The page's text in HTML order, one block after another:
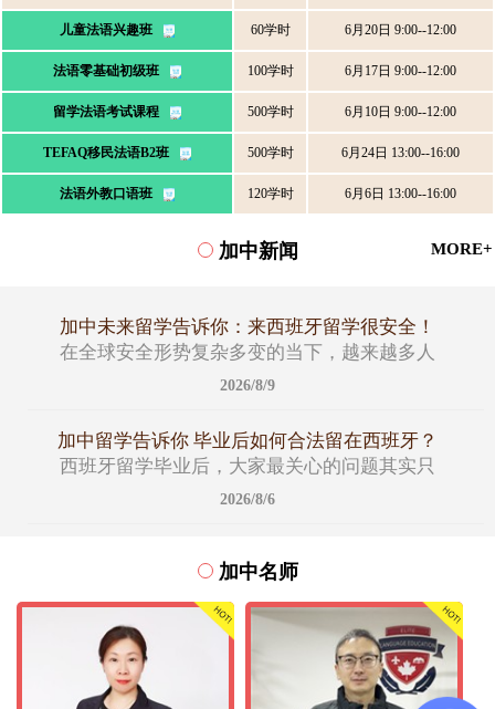
儿童法语兴趣班 60学时 6月20日 9:00--12:00
法语零基础初级班 100学时 6月17日 9:00--12:00
留学法语考试课程 500学时 6月10日 9:00--12:00
TEFAQ移民法语B2班 500学时 6月24日 13:00--16:00
法语外教口语班 120学时 6月6日 13:00--16:00
加中新闻 MORE+
加中未来留学告诉你：来西班牙留学很安全！
在全球安全形势复杂多变的当下，越来越多人
2026/8/9
加中留学告诉你 毕业后如何合法留在西班牙？
西班牙留学毕业后，大家最关心的问题其实只
2026/8/6
加中名师